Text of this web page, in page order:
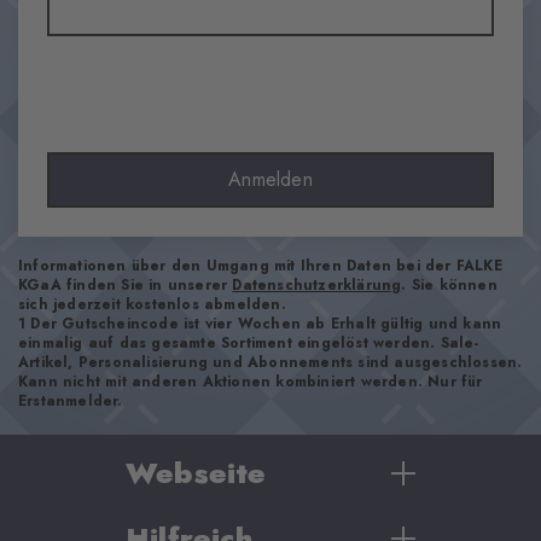
glatt
Strumpflänge
Wade
Tragegefühl
angenehm weich
Bündchenart
Gerippt
Normal
Anmelden
Informationen über den Umgang mit Ihren Daten bei der FALKE
KGaA finden Sie in unserer Datenschutzerklärung. Sie können
sich jederzeit kostenlos abmelden.
1 Der Gutscheincode ist vier Wochen ab Erhalt gültig und kann
einmalig auf das gesamte Sortiment eingelöst werden. Sale-
Artikel, Personalisierung und Abonnements sind ausgeschlossen.
Kann nicht mit anderen Aktionen kombiniert werden. Nur für
Erstanmelder.
Webseite
Damen